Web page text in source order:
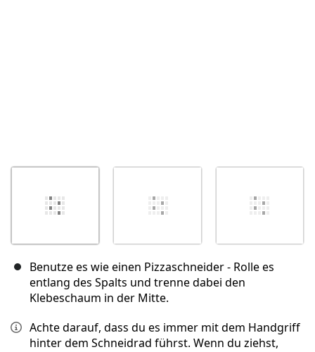
Benutze es wie einen Pizzaschneider - Rolle es
entlang des Spalts und trenne dabei den
Klebeschaum in der Mitte.
Achte darauf, dass du es immer mit dem Handgriff
hinter dem Schneidrad führst. Wenn du ziehst,